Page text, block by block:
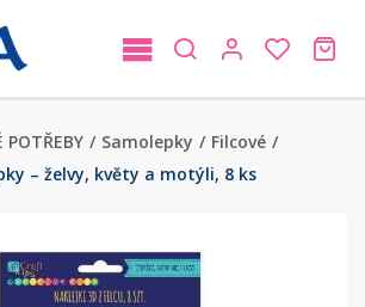
POTŘEBY / Samolepky / Filcové /
– želvy, květy a motýli, 8 ks